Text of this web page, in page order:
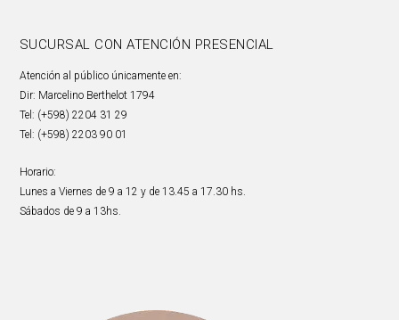
SUCURSAL CON ATENCIÓN PRESENCIAL
Atención al público únicamente en:
Dir: Marcelino Berthelot 1794
Tel: (+598) 2204 31 29
Tel: (+598) 2203 90 01
Horario:
Lunes a Viernes de 9 a 12 y de 13.45 a 17.30 hs.
Sábados de 9 a 13hs.